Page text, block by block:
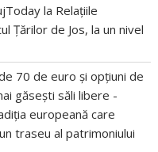
la Relațiile
Țărilor de Jos, la un nivel
70 de euro și opțiuni de
găsești săli libere -
europeană care
traseu al patrimoniului